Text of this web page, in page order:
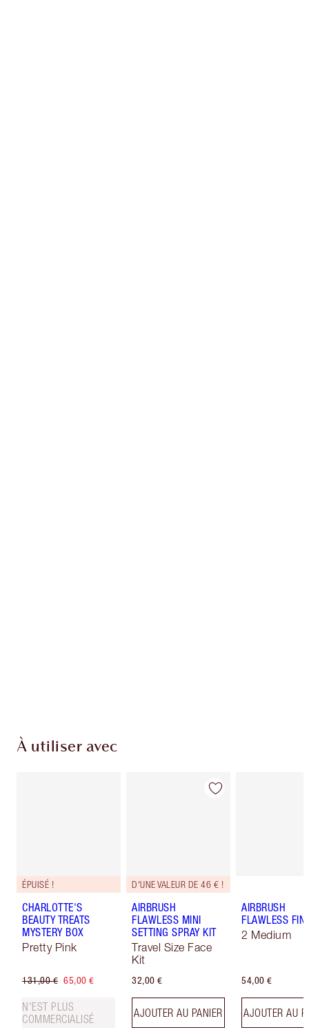
À utiliser avec
ÉPUISÉ !
CHARLOTTE'S
BEAUTY TREATS
MYSTERY BOX
Pretty Pink
131,00 € 65,00 €
N'EST PLUS
COMMERCIALISÉ
D'UNE VALEUR DE 46 € !
AIRBRUSH
FLAWLESS MINI
SETTING SPRAY KIT
Travel Size Face
Kit
32,00 €
AJOUTER AU PANIER
AIRBRUSH
FLAWLESS
2 Medium
54,00 €
AJOUTER AU